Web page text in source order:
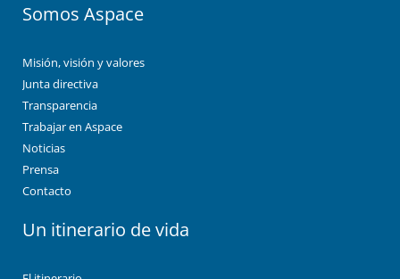
Somos Aspace
Misión, visión y valores
Junta directiva
Transparencia
Trabajar en Aspace
Noticias
Prensa
Contacto
Un itinerario de vida